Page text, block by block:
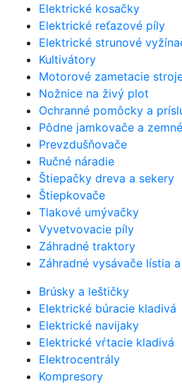
Elektrické kosačky
Elektrické reťazové píly
Elektrické strunové
Kultivátory
Motorové zametacie
Nožnice na živý plot
Ochranné pomôcky a
Pôdne jamkovače a
Prevzdušňovače
Ručné náradie
Štiepačky dreva a sekery
Štiepkovače
Tlakové umývačky
Vyvetvovacie píly
Záhradné traktory
Záhradné vysávače lístia
Brúsky a leštičky
Elektrické búracie kladivá
Elektrické navijaky
Elektrické vŕtacie kladivá
Elektrocentrály
Kompresory